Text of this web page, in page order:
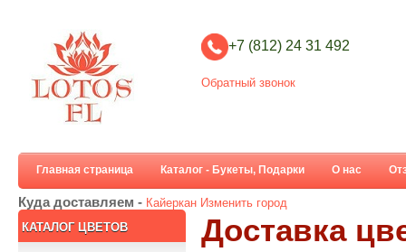
+7 (812) 24 31 492
Обратный звонок
Главная страница Каталог - Букеты, Подарки О нас
Куда доставляем - Кайеркан Изменить город
КАТАЛОГ ЦВЕТОВ Доставка